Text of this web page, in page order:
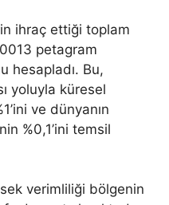
ihraç ettiği toplam
petagram
hesapladı. Bu,
yoluyla küresel
ve dünyanın
%0,1’ini temsil
verimliliği bölgenin